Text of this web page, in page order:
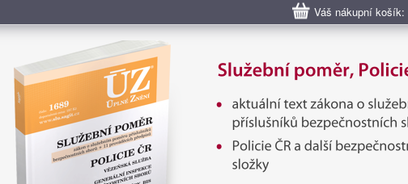
Váš nákupní
Služební poměr příslušníků bezpečnostních sborů, Policie ČR, Vězeňská
služby